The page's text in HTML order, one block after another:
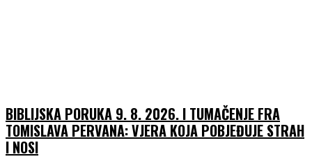
BIBLIJSKA PORUKA 9. 8. 2026. I TUMAČENJE FRA
TOMISLAVA PERVANA: VJERA KOJA POBJEĐUJE STRAH
I NOSI